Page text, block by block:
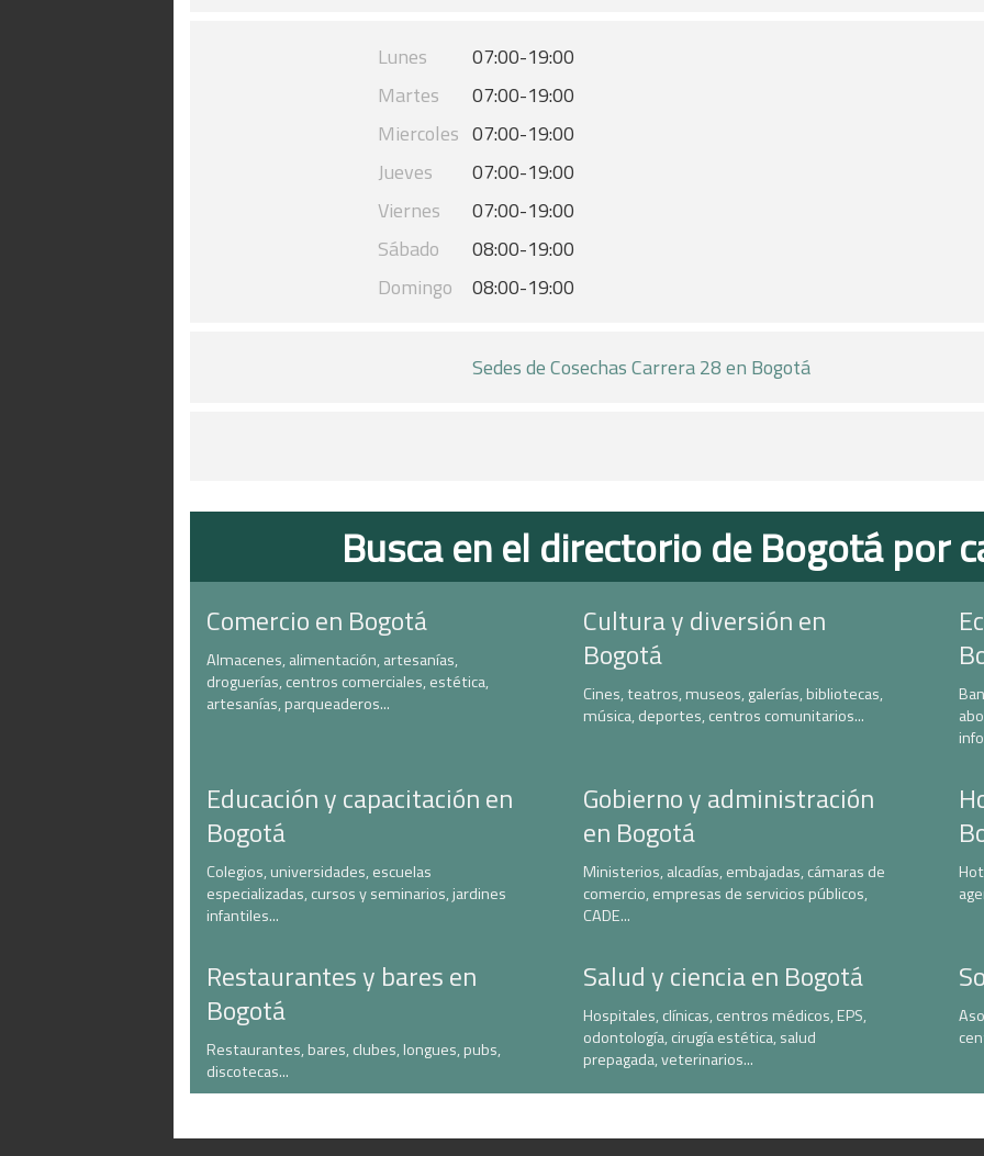
Lunes
07:00-19:00
Martes
07:00-19:00
Miercoles 07:00-19:00
Jueves
07:00-19:00
Viernes
07:00-19:00
Sábado
08:00-19:00
Domingo
08:00-19:00
Sedes de Cosechas Carrera 28 en Bogotá
Busca en el directorio de Bogotá por
Comercio en Bogotá
Almacenes, alimentación, artesanías,
droguerías, centros comerciales, estética,
artesanías, parqueaderos...
Cultura y diversión en
Bogotá
Cines, teatros, museos, galerías, bibliotecas,
música, deportes, centros comunitarios...
Educación y capacitación en
Bogotá
Colegios, universidades, escuelas
especializadas, cursos y seminarios, jardines
infantiles...
Gobierno y administración
en Bogotá
Ministerios, alcadías, embajadas, cámaras de
comercio, empresas de servicios públicos,
CADE...
Restaurantes y bares en
Bogotá
Restaurantes, bares, clubes, longues, pubs,
discotecas...
Salud y ciencia en Bogotá
Hospitales, clínicas, centros médicos, EPS,
odontología, cirugía estética, salud
prepagada, veterinarios...